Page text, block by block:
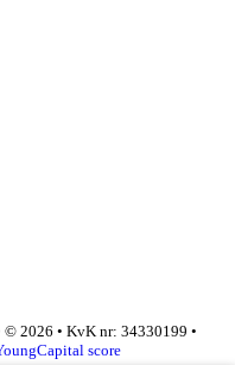
2026 • KvK nr: 34330199 •
score